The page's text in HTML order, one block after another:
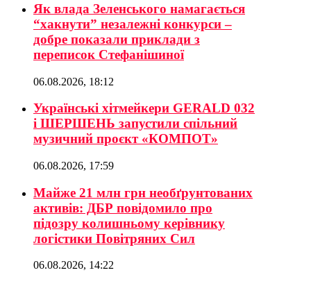
Як влада Зеленського намагається
“хакнути” незалежні конкурси –
добре показали приклади з
переписок Стефанішиної
06.08.2026, 18:12
Українські хітмейкери GERALD 032
і ШЕРШЕНЬ запустили спільний
музичний проєкт «КОМПОТ»
06.08.2026, 17:59
Майже 21 млн грн необґрунтованих
активів: ДБР повідомило про
підозру колишньому керівнику
логістики Повітряних Сил
06.08.2026, 14:22